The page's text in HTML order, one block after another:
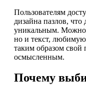
Пользователям
дизайна пазлов,
уникальным. Можно
но и текст, любимую
таким образом
осмысленным.
Почему